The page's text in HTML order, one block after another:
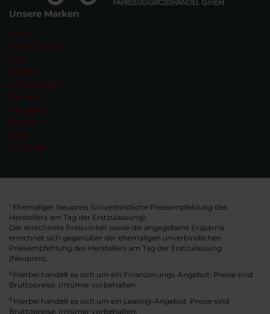
Unsere Marken
Ford
Ford Transit
Kia
Nissan
Volkswagen
Renault
Peugeot
Skoda
Seat
Hyundai
1 Ehemaliger Neupreis (Unverbindliche Preisempfehlung des
Herstellers am Tag der Erstzulassung).
Der errechnete Preisvorteil sowie die angegebene Ersparnis
errechnet sich gegenüber der ehemaligen unverbindlichen
Preisempfehlung des Herstellers am Tag der Erstzulassung
(Neupreis).
2 Hierbei handelt es sich um ein Finanzierungs-Angebot. Preise sind
Bruttopreise. Irrtümer vorbehalten.
3 Hierbei handelt es sich um ein Leasing-Angebot. Preise sind
Bruttopreise. Irrtümer vorbehalten.